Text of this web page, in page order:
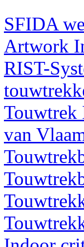
SFIDA
Artwork
RIST-
Touwtrek
van